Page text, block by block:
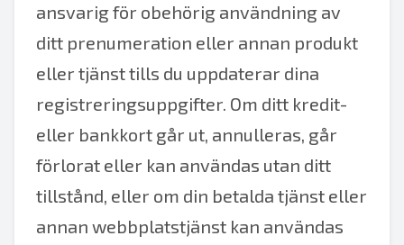
ansvarig för obehörig användning av
ditt prenumeration eller annan produkt
eller tjänst tills du uppdaterar dina
registreringsuppgifter. Om ditt kredit-
eller bankkort går ut, annulleras, går
förlorat eller kan användas utan ditt
tillstånd, eller om din betalda tjänst eller
annan webbplatstjänst kan användas